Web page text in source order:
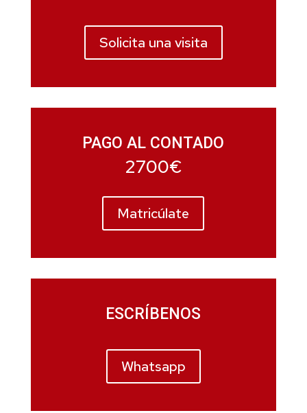
Solicita una visita
PAGO AL CONTADO
2700€
Matricúlate
ESCRÍBENOS
Whatsapp